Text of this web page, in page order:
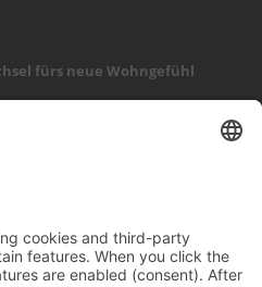
fürs neue Wohngefühl
smart home